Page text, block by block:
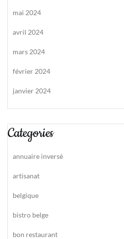
mai 2024
avril 2024
mars 2024
février 2024
janvier 2024
Categories
annuaire inversé
artisanat
belgique
bistro belge
bon restaurant